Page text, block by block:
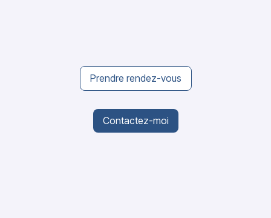
Prendre rendez-vous
Contactez-moi